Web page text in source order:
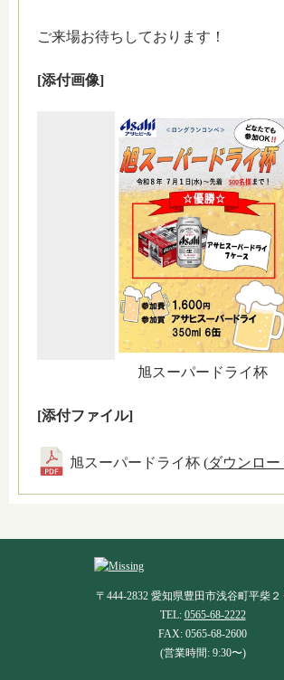
ご来場お待ちしております！
[添付画像]
旭スーパードライ杯
[添付ファイル]
旭スーパードライ杯 (ダウンロー
〒444-2832 愛知県豊田市浅谷町平柴２
TEL: 0565-68-2222
FAX: 0565-68-2600
(営業時間: 9:30〜)